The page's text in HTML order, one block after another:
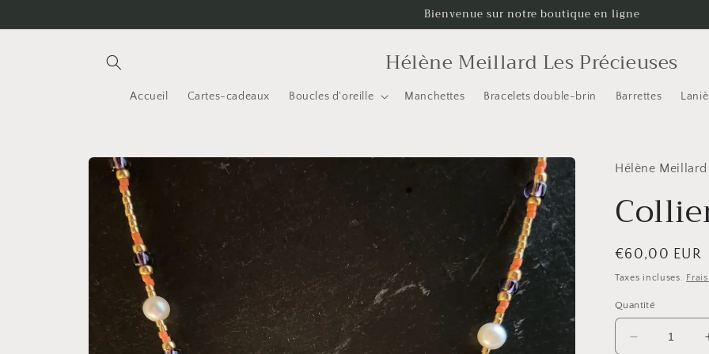
au
Bienvenue sur notre boutique en ligne
Hélène Meillard Les Précieuses
Accueil Cartes-cadeaux Boucles d'oreille Manchettes Bracelets double-brin Barrettes
Passer aux
informations
produits
Hélène
Prix
habituel
€60,00 EUR
Taxes incluses.
Quantité
Réduire